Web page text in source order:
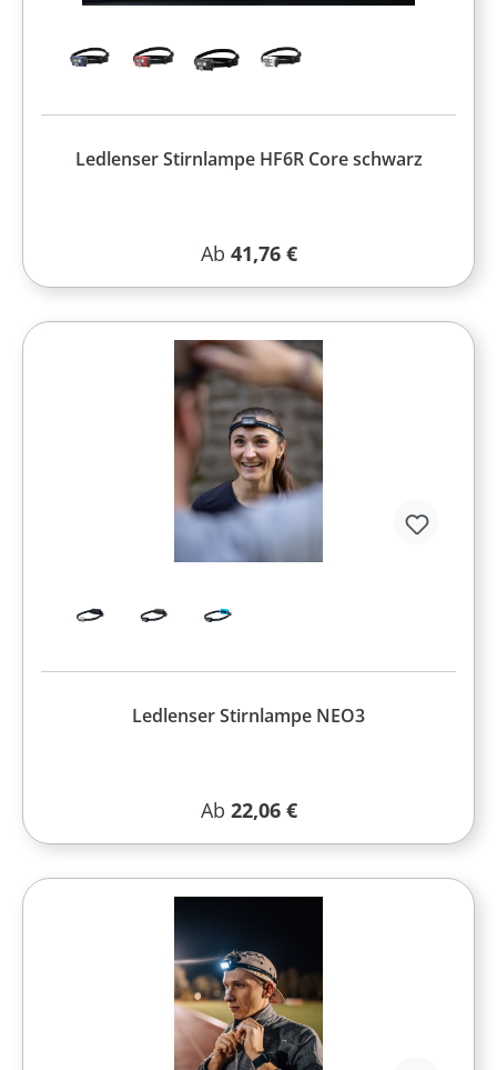
Ledlenser Stirnlampe HF6R Core schwarz
Regulärer Preis:
Ab 41,76 €
Ledlenser Stirnlampe NEO3
Regulärer Preis:
Ab 22,06 €